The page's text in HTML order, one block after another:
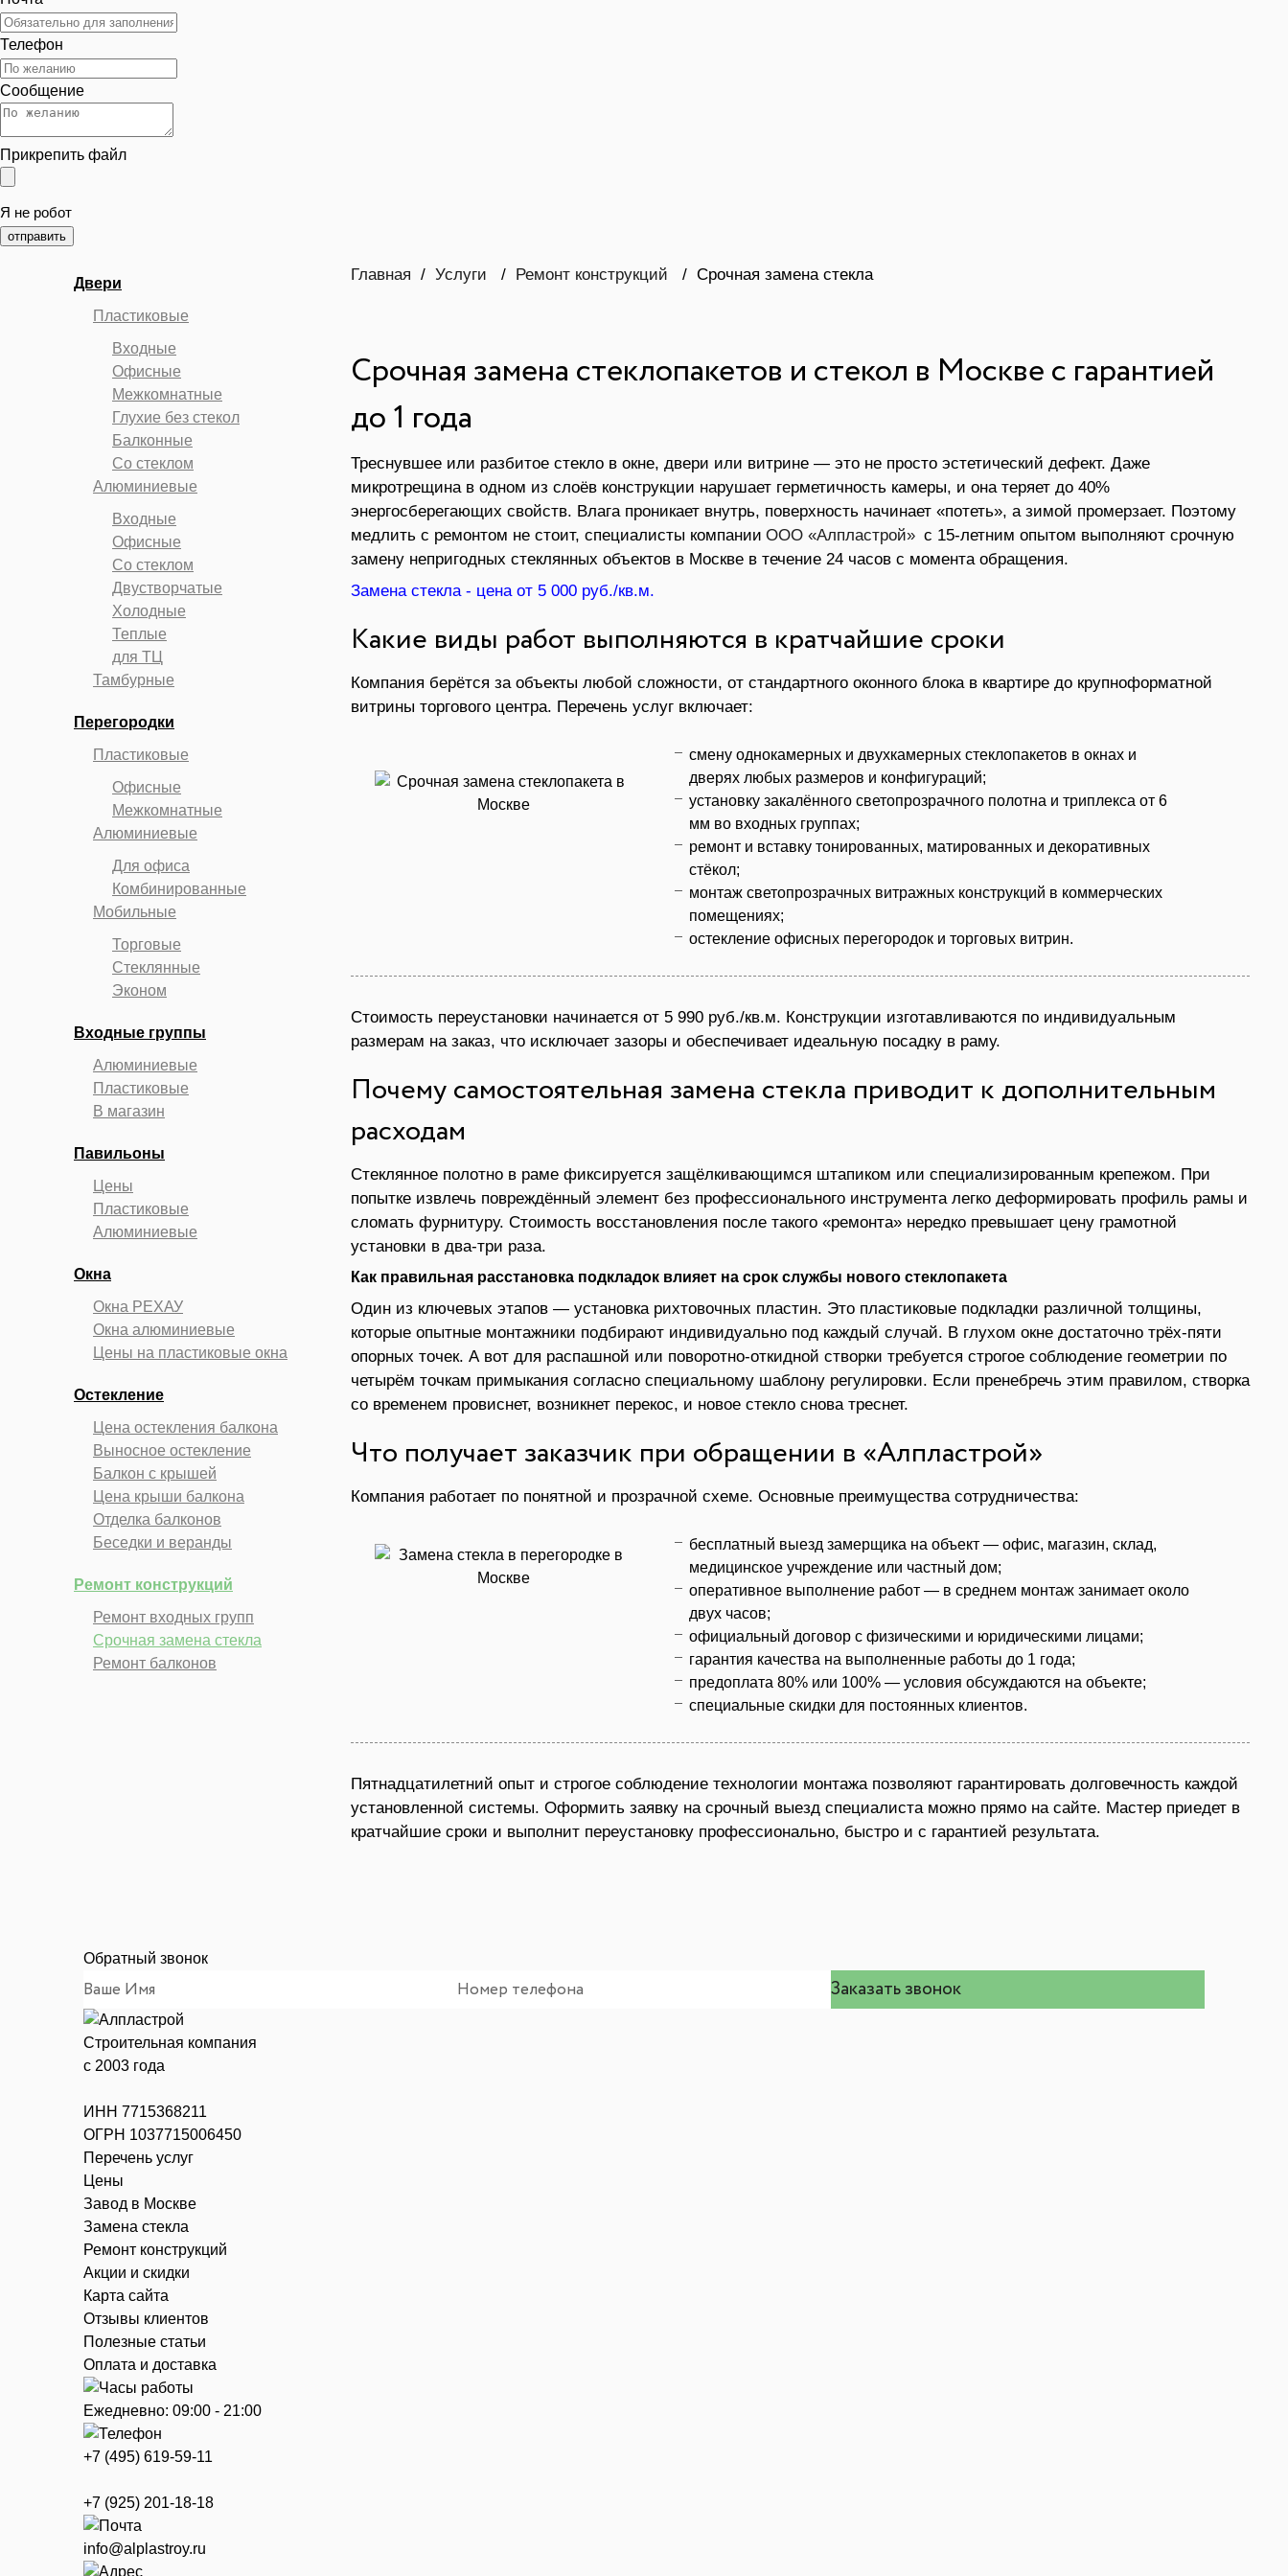
Телефон
Сообщение
Прикрепить файл
Я не робот
отправить
Двери
Пластиковые
Входные
Офисные
Межкомнатные
Глухие без стекол
Балконные
Со стеклом
Алюминиевые
Входные
Офисные
Со стеклом
Двустворчатые
Холодные
Теплые
для ТЦ
Тамбурные
Перегородки
Пластиковые
Офисные
Межкомнатные
Алюминиевые
Для офиса
Комбинированные
Мобильные
Торговые
Стеклянные
Эконом
Входные группы
Алюминиевые
Пластиковые
В магазин
Павильоны
Цены
Пластиковые
Алюминиевые
Окна
Окна РЕХАУ
Окна алюминиевые
Цены на пластиковые окна
Остекление
Цена остекления балкона
Выносное остекление
Балкон с крышей
Цена крыши балкона
Отделка балконов
Беседки и веранды
Ремонт конструкций
Ремонт входных групп
Срочная замена стекла
Ремонт балконов
Главная Услуги Ремонт конструкций Срочная замена стекла
Срочная замена стеклопакетов и стекол в Москве с гарантией
до 1 года
Треснувшее или разбитое стекло в окне, двери или витрине — это не просто эстетический дефект. Даже
микротрещина в одном из слоёв конструкции нарушает герметичность камеры, и она теряет до 40%
энергосберегающих свойств. Влага проникает внутрь, поверхность начинает «потеть», а зимой промерзает. Поэтому
медлить с ремонтом не стоит, специалисты компании ООО «Алпластрой» с 15-летним опытом выполняют срочную
замену непригодных стеклянных объектов в Москве в течение 24 часов с момента обращения.
Замена стекла - цена от 5 000 руб./кв.м.
Какие виды работ выполняются в кратчайшие сроки
Компания берётся за объекты любой сложности, от стандартного оконного блока в квартире до крупноформатной
витрины торгового центра. Перечень услуг включает:
смену однокамерных и двухкамерных стеклопакетов в окнах и
дверях любых размеров и конфигураций;
установку закалённого светопрозрачного полотна и триплекса от 6
мм во входных группах;
ремонт и вставку тонированных, матированных и декоративных
стёкол;
монтаж светопрозрачных витражных конструкций в коммерческих
помещениях;
остекление офисных перегородок и торговых витрин.
Стоимость переустановки начинается от 5 990 руб./кв.м. Конструкции изготавливаются по индивидуальным
размерам на заказ, что исключает зазоры и обеспечивает идеальную посадку в раму.
Почему самостоятельная замена стекла приводит к дополнительным
расходам
Стеклянное полотно в раме фиксируется защёлкивающимся штапиком или специализированным крепежом. При
попытке извлечь повреждённый элемент без профессионального инструмента легко деформировать профиль рамы и
сломать фурнитуру. Стоимость восстановления после такого «ремонта» нередко превышает цену грамотной
установки в два-три раза.
Как правильная расстановка подкладок влияет на срок службы нового стеклопакета
Один из ключевых этапов — установка рихтовочных пластин. Это пластиковые подкладки различной толщины,
которые опытные монтажники подбирают индивидуально под каждый случай. В глухом окне достаточно трёх-пяти
опорных точек. А вот для распашной или поворотно-откидной створки требуется строгое соблюдение геометрии по
четырём точкам примыкания согласно специальному шаблону регулировки. Если пренебречь этим правилом, створка
со временем провиснет, возникнет перекос, и новое стекло снова треснет.
Что получает заказчик при обращении в «Алпластрой»
Компания работает по понятной и прозрачной схеме. Основные преимущества сотрудничества:
бесплатный выезд замерщика на объект — офис, магазин, склад,
медицинское учреждение или частный дом;
оперативное выполнение работ — в среднем монтаж занимает около
двух часов;
официальный договор с физическими и юридическими лицами;
гарантия качества на выполненные работы до 1 года;
предоплата 80% или 100% — условия обсуждаются на объекте;
специальные скидки для постоянных клиентов.
Пятнадцатилетний опыт и строгое соблюдение технологии монтажа позволяют гарантировать долговечность каждой
установленной системы. Оформить заявку на срочный выезд специалиста можно прямо на сайте. Мастер приедет в
кратчайшие сроки и выполнит переустановку профессионально, быстро и с гарантией результата.
Обратный звонок
Строительная компания
с 2003 года
ИНН 7715368211
ОГРН 1037715006450
Перечень услуг
Цены
Завод в Москве
Замена стекла
Ремонт конструкций
Акции и скидки
Карта сайта
Отзывы клиентов
Полезные статьи
Оплата и доставка
Ежедневно: 09:00 - 21:00
+7 (495) 619-59-11
+7 (925) 201-18-18
info@alplastroy.ru
Металлопластиковые двери с многозапорной фурнитурой
Утепление балконов и лоджий
Новости компании
Вечерний звонок в Алпластрой
Карта сайта
Результаты поиска
Отзывы о компании
Вакансии
Ошибка 404
Оплата и доставка
Калькулятор перегородок
Политика конфиденциальности